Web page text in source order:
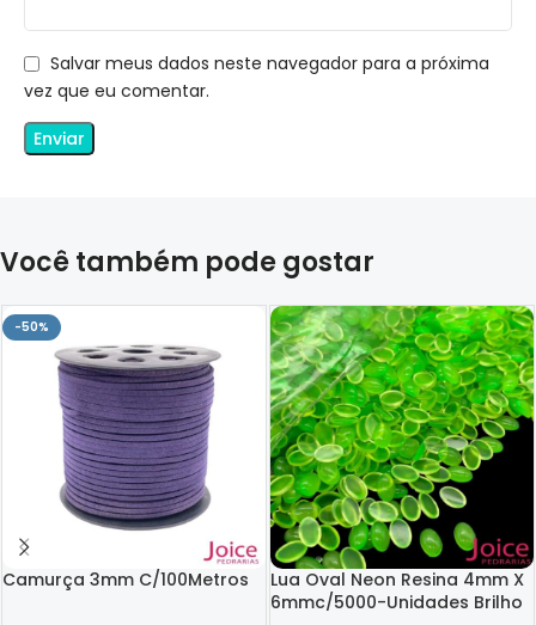
Salvar meus dados neste navegador para a próxima
vez que eu comentar.
Você também pode gostar
-50%
Camurça 3mm C/100Metros
Lua Oval Neon Resina 4mm X
6mmc/5000-Unidades Brilho